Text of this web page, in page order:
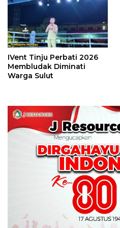
IVent Tinju Perbati 2026
Membludak Diminati
Warga Sulut